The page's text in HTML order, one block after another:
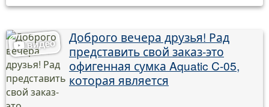
Доброго вечера друзья! Рад
представить свой заказ-это
офигенная сумка Aquatic C-05,
которая является